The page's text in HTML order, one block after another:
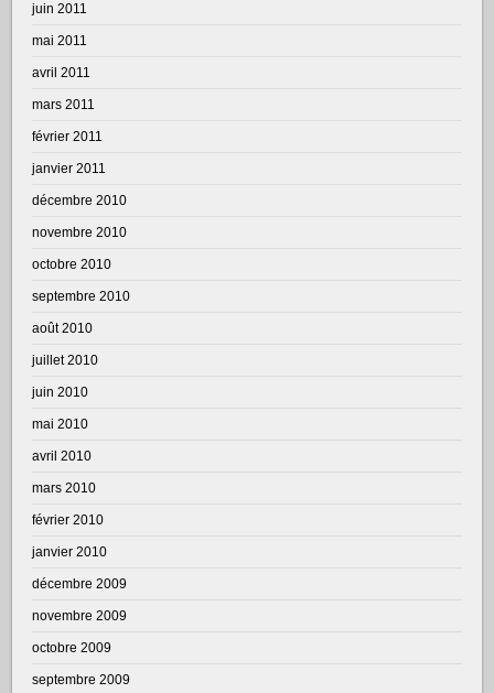
juin 2011
mai 2011
avril 2011
mars 2011
février 2011
janvier 2011
décembre 2010
novembre 2010
octobre 2010
septembre 2010
août 2010
juillet 2010
juin 2010
mai 2010
avril 2010
mars 2010
février 2010
janvier 2010
décembre 2009
novembre 2009
octobre 2009
septembre 2009